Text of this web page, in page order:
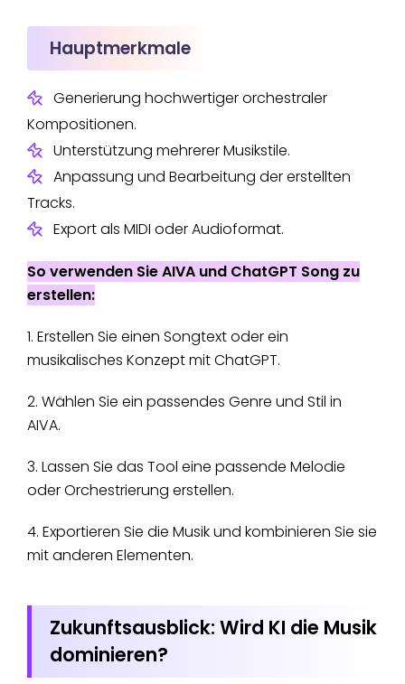
Hauptmerkmale
Generierung hochwertiger orchestraler
Kompositionen.
Unterstützung mehrerer Musikstile.
Anpassung und Bearbeitung der erstellten
Tracks.
Export als MIDI oder Audioformat.
So verwenden Sie AIVA und ChatGPT Song zu
erstellen:
1. Erstellen Sie einen Songtext oder ein
musikalisches Konzept mit ChatGPT.
2. Wählen Sie ein passendes Genre und Stil in
AIVA.
3. Lassen Sie das Tool eine passende Melodie
oder Orchestrierung erstellen.
4. Exportieren Sie die Musik und kombinieren Sie sie
mit anderen Elementen.
Zukunftsausblick: Wird KI die Musik
dominieren?